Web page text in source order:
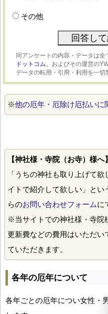
その他
同アンケートの内容・データは全
ドットコム、 およびその運営の
データの転用・引用・利用を一切
※他の厄年・厄除け厄払いに
【神社様・寺院（お寺）様へ】
「うちの神社も取り上げて
イトで紹介して欲しい」とい
らのお問い合わせフォームに
※当サイトでの神社様・寺院
更新費などの費用はいただ
ていただきます。
各年の厄年について
各年ごとの厄年につい女性・